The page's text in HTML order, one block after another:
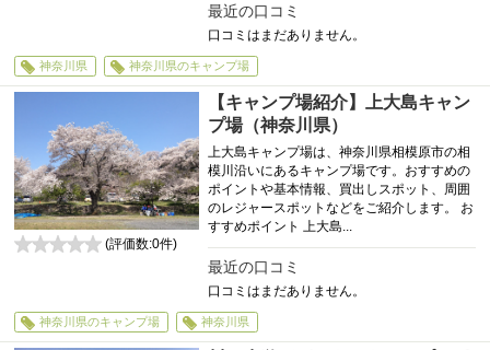
最近の口コミ
口コミはまだありません。
神奈川県 神奈川県のキャンプ場
【キャンプ場紹介】上大島キャン
プ場（神奈川県）
上大島キャンプ場は、神奈川県相模原市の相
模川沿いにあるキャンプ場です。おすすめの
ポイントや基本情報、買出しスポット、周囲
のレジャースポットなどをご紹介します。 お
すすめポイント 上大島...
最近の口コミ
口コミはまだありません。
(評価数:0件)
神奈川県のキャンプ場 神奈川県